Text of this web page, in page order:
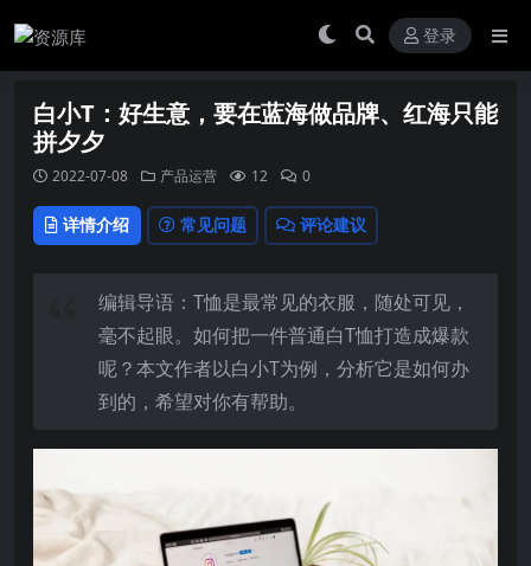
登录
白小T：好生意，要在蓝海做品牌、红海只能
拼夕夕
2022-07-08 产品运营 12 0
详情介绍 常见问题 评论建议
编辑导语：T恤是最常见的衣服，随处可见，
毫不起眼。如何把一件普通白T恤打造成爆款
呢？本文作者以白小T为例，分析它是如何办
到的，希望对你有帮助。